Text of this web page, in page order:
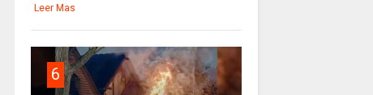
Leer Mas
6